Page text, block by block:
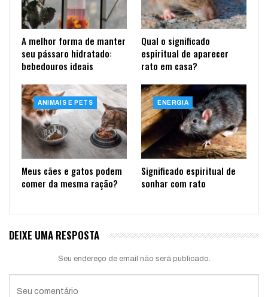
A melhor forma de manter
seu pássaro hidratado:
bebedouros ideais
Qual o significado
espiritual de aparecer
rato em casa?
ANIMAIS E PETS
Meus cães e gatos podem
comer da mesma ração?
ENERGIA
Significado espiritual de
sonhar com rato
DEIXE UMA RESPOSTA
Seu endereço de email não será publicado.